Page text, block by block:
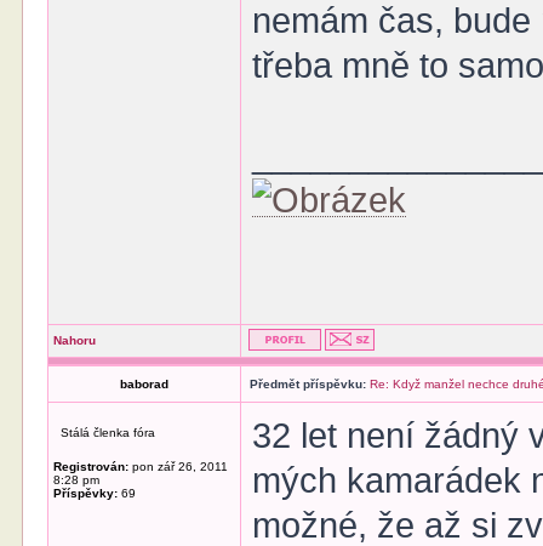
nemám čas,
třeba mně to
Nahoru
baborad Předmět příspěvku: Re: Když manžel nechce
Stálá členka fóra
Registrován: pon zář 26, 2011
8:28 pm
Příspěvky: 69
32 let není žádný
mých kamarádek
možné, že až si